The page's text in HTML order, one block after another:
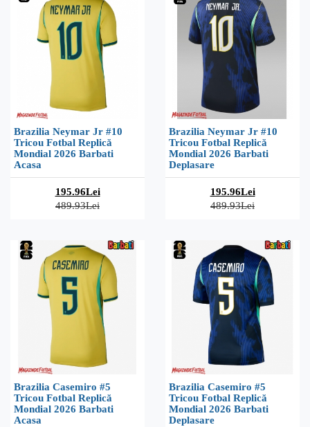
Brazilia Neymar Jr #10
Tricou Fotbal Replică
Mondial 2026 Barbati
Acasa
195.96Lei
489.93Lei
Brazilia Neymar Jr #10
Tricou Fotbal Replică
Mondial 2026 Barbati
Deplasare
195.96Lei
489.93Lei
Brazilia Casemiro #5
Tricou Fotbal Replică
Mondial 2026 Barbati
Acasa
Brazilia Casemiro #5
Tricou Fotbal Replică
Mondial 2026 Barbati
Deplasare